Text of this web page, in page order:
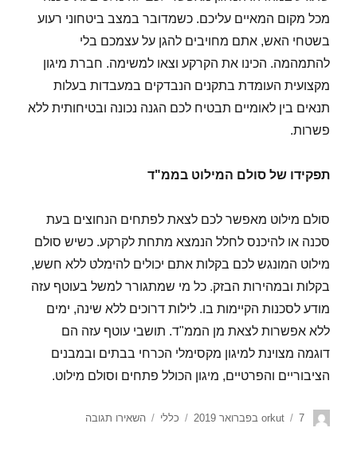
מכל מקום המאיים עליכם. כשמדובר במצב ביטחוני רעוע
בשטחי האש, אתם מחויבים להגן על עצמכם בלי
להתמהמה. הכינו את הקרקע וצאו למשימה. חברת מיגון
מקצועית העומדת בתקנים הנבדקים במעבדות בעלות
תנאים בין לאומיים תבטיח לכם הגנה נכונה ובטיחותית ללא
פשרות.
תפקידו של סולם המילוט בממ"ד
סולם מילוט מאפשר לכם לצאת לפתחים הנחוצים בעת
סכנה או להיכנס לחלל הנמצא מתחת לקרקע. כשיש סולם
מילוט המונגש לכם בקלות אתם יכולים להימלט ללא חשש,
בקלות ובמהירות הבזק. כל מי שמתגורר למשל בעוטף עזה
מודע לסכנות הקיימות בו. לילות דרוכים ללא שינה, ימים
ללא אפשרות לצאת מן הממ"ד. תושבי עוטף עזה הם
דוגמה מצוינת למיגון מקסימלי הכרחי בבתים ובמבנים
הציבוריים והפרטיים, מיגון הכולל פתחים וסולם מילוט.
orkut 7 בפברואר 2019 כללי השאירו תגובה